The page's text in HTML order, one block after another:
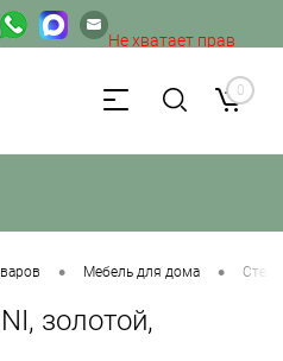
Не хватает прав
к веб-форме. 0
• Мебель для дома •
золотой,